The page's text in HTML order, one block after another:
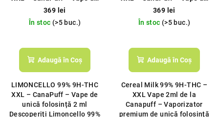
unică folosință 2 ml
369 lei
În stoc (>5 buc.)
Adaugă în Coş
LIMONCELLO 99% 9H‑THC
XXL – CanaPuff – Vape de
unică folosință 2 ml
Descoperiți Limoncello 99%
unică folosință 2 ml
369 lei
În stoc (>5 buc.)
Adaugă în Coş
Cereal Milk 99% 9H‑THC –
XXL Vape 2ml de la
Canapuff – Vaporizator
premium de unică folosință